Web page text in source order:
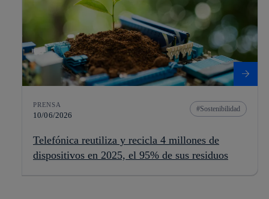
PRENSA
10/06/2026
Sostenibilidad
Telefónica reutiliza y recicla 4 millones de
dispositivos en 2025, el 95% de sus residuos